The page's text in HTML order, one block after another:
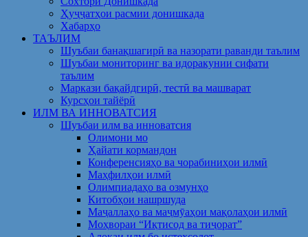
Ҳуҷҷатҳои расмии донишкада
Хабарҳо
ТАЪЛИМ
Шуъбаи банақшагирӣ ва назорати раванди таълим
Шуъбаи мониторинг ва идоракунии сифати
таълим
Маркази бақайдгирӣ, тестӣ ва машварат
Курсҳои тайёрӣ
ИЛМ ВА ИННОВАТСИЯ
Шуъбаи илм ва инноватсия
Олимони мо
Ҳайати кормандон
Конференсияҳо ва чорабиниҳои илмӣ
Маҳфилҳои илмӣ
Олимпиадаҳо ва озмунҳо
Китобҳои нашршуда
Маҷаллаҳо ва маҷмӯаҳои мақолаҳои илмӣ
Моҳвораи “Иқтисод ва тиҷорат”